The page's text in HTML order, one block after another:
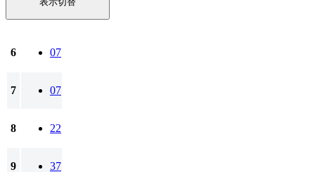
6 07
7 07
8 22
9 37